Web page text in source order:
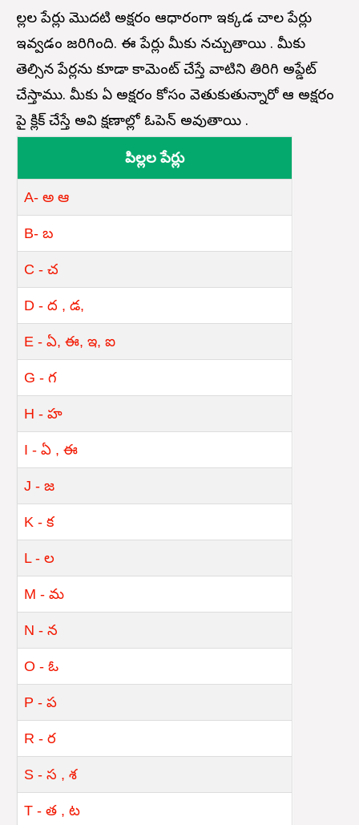
పిల్లల పేర్లు మొదటి అక్షరం ఆధారంగా ఇక్కడ చాల పేర్లు
ఇవ్వడం జరిగింది. ఈ పేర్లు మీకు నచ్చుతాయి . మీకు
తెల్సిన పేర్లను కూడా కామెంట్ చేస్తే వాటిని తిరిగి అప్డేట్
చేస్తాము. మీకు ఏ అక్షరం కోసం వెతుకుతున్నారో ఆ అక్షరం
పై క్లిక్ చేస్తే అవి క్షణాల్లో ఓపెన్ అవుతాయి .
పిల్లల పేర్లు
A- అ ఆ
B- బ
C - చ
D - ద , డ,
E - ఏ, ఈ, ఇ, ఐ
G - గ
H - హ
I - ఏ , ఈ
J - జ
K - క
L - ల
M - మ
N - న
O - ఓ
P - ప
R - ర
S - స , శ
T - త , ట